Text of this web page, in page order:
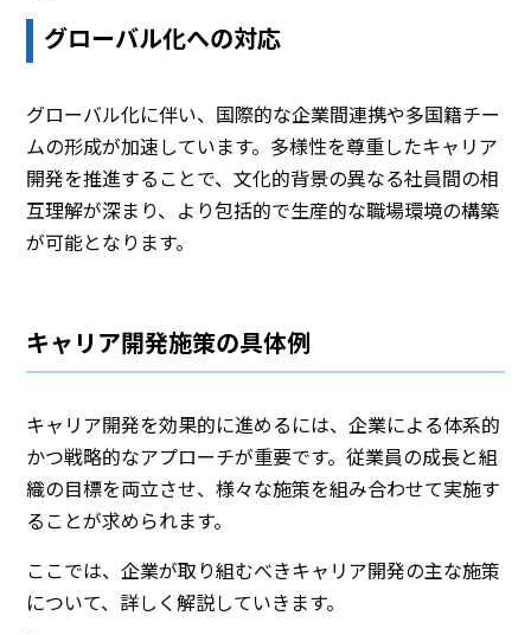
グローバル化への対応
グローバル化に伴い、国際的な企業間連携や多国籍チー
ムの形成が加速しています。多様性を尊重したキャリア
開発を推進することで、文化的背景の異なる社員間の相
互理解が深まり、より包括的で生産的な職場環境の構築
が可能となります。
キャリア開発施策の具体例
キャリア開発を効果的に進めるには、企業による体系的
かつ戦略的なアプローチが重要です。従業員の成長と組
織の目標を両立させ、様々な施策を組み合わせて実施す
ることが求められます。
ここでは、企業が取り組むべきキャリア開発の主な施策
について、詳しく解説していきます。